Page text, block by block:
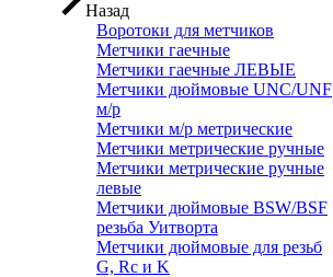
Назад
Воротоки для метчиков
Метчики гаечные
Метчики гаечные ЛЕВЫЕ
Метчики дюймовые UNC/UNF
м/р
Метчики м/р метрические
Метчики метрические ручные
Метчики метрические ручные
левые
Метчики дюймовые BSW/BSF
резьба Уитворта
Метчики дюймовые для резьб
G, Rc и K